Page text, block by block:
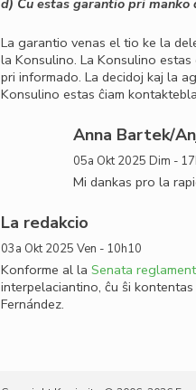
d) Ĉu estas garantio pri
La garantio venas el tio ke la
la Konsulino. La Konsulino
pri informado. La decidoj kaj la
Konsulino estas ĉiam
Anna Bartek/
05a Okt 2025 Dim -
Mi dankas pro la
La redakcio
03a Okt 2025 Ven - 10h10
Konforme al la Senata
interpelaciantino, ĉu ŝi
Fernández.